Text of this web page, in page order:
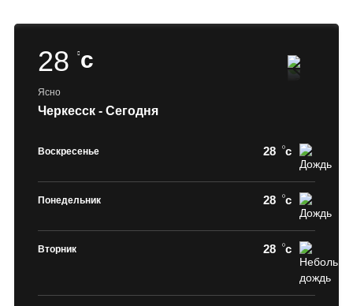
28 c
Ясно
Черкесск - Сегодня
Воскресенье 28 c
Понедельник 28 c
Вторник 28 c